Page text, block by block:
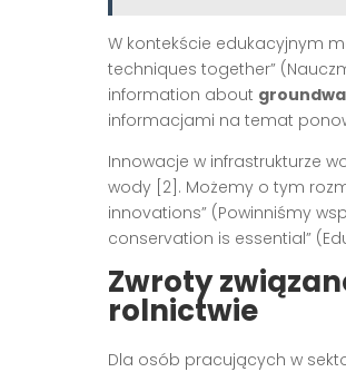
W kontekście edukacyjnym
techniques together”
information about
informacjami na temat
Innowacje w infrastrukturze
wody [2]. Możemy o tym
innovations” (Powinniśmy
conservation is essential”
Zwroty
rolnictwie
Dla osób pracujących w